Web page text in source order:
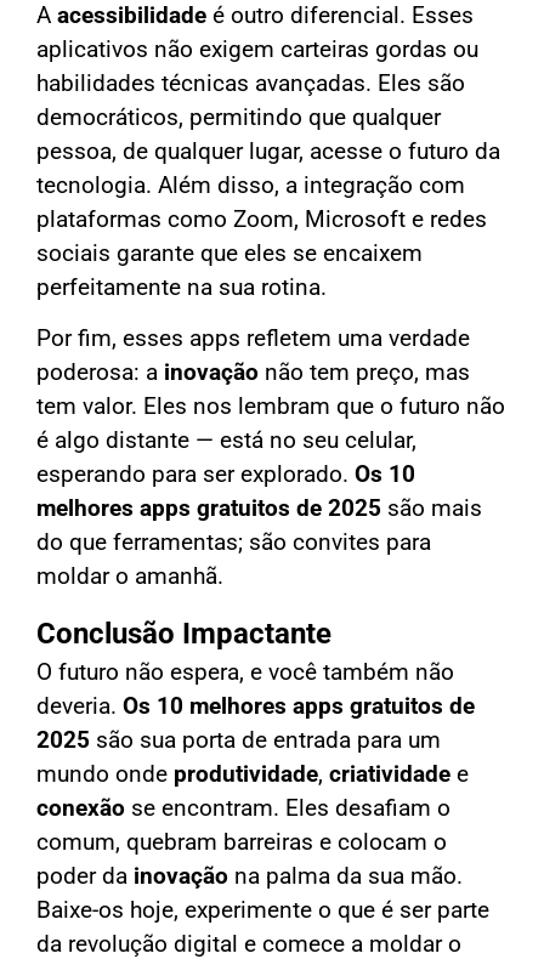
A acessibilidade é outro diferencial. Esses
aplicativos não exigem carteiras gordas ou
habilidades técnicas avançadas. Eles são
democráticos, permitindo que qualquer
pessoa, de qualquer lugar, acesse o futuro da
tecnologia. Além disso, a integração com
plataformas como Zoom, Microsoft e redes
sociais garante que eles se encaixem
perfeitamente na sua rotina.
Por fim, esses apps refletem uma verdade
poderosa: a inovação não tem preço, mas
tem valor. Eles nos lembram que o futuro não
é algo distante — está no seu celular,
esperando para ser explorado. Os 10
melhores apps gratuitos de 2025 são mais
do que ferramentas; são convites para
moldar o amanhã.
Conclusão Impactante
O futuro não espera, e você também não
deveria. Os 10 melhores apps gratuitos de
2025 são sua porta de entrada para um
mundo onde produtividade, criatividade e
conexão se encontram. Eles desafiam o
comum, quebram barreiras e colocam o
poder da inovação na palma da sua mão.
Baixe-os hoje, experimente o que é ser parte
da revolução digital e comece a moldar o